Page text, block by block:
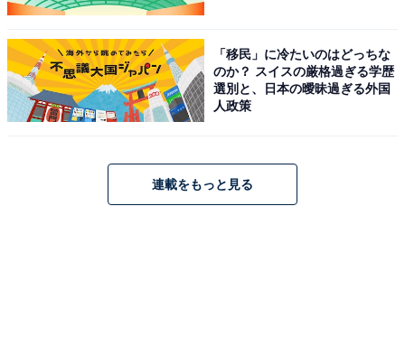
スタイルが良く、女性向けファッション雑誌『ViVi』
（講談社）が選出する「国宝級イケメンランキング」で
もNEXT部門などで1位を獲得している道枝さん。
（日本テレビ系）で、高い演技力を披露。その後、『消
えた初恋』（テレビ朝日系）で主演を務め、さらに『金
「移民」に冷たいのはどっちな
のか？ スイスの厳格過ぎる学歴
選別と、日本の曖昧過ぎる外国
人政策
連載をもっと見る